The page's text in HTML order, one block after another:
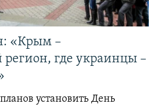
«Крым –
где украинцы –
установить День